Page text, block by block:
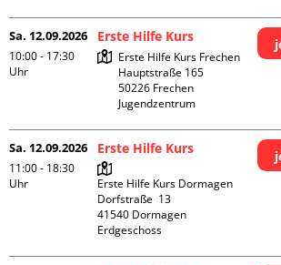
Sa. 12.09.2026
10:00 - 17:30
Uhr
Erste Hilfe Kurs
Erste Hilfe Kurs Frechen
Hauptstraße 165
50226 Frechen
Jugendzentrum
Sa. 12.09.2026
11:00 - 18:30
Uhr
Erste Hilfe Kurs
Erste Hilfe Kurs Dormagen
Dorfstraße  13
41540 Dormagen
Erdgeschoss